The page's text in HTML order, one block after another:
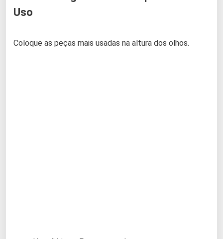
Uso
Coloque as peças mais usadas na altura dos olhos.